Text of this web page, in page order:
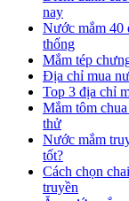
nay
Nước mắm 40
thống
Mắm tép
Địa chỉ mua
Top 3 địa chỉ
Mắm tôm
thử
Nước mắm
tốt?
Cách chọn
truyền